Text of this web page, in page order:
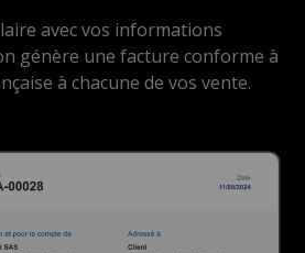
avec vos informations
génère une facture conforme à
à chacune de vos vente.